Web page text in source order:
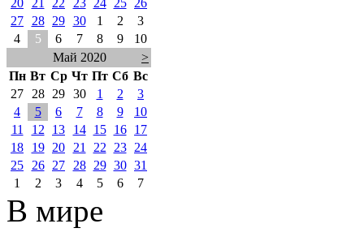
27
28 29 30 1 2
3
4
5 6 7 8 9
10
Май 2020
>
Пн Вт Ср Чт Пт Сб Вс
27
28 29 30 1 2
3
4
5 6 7 8 9
10
11
12 13 14 15 16
17
18
19 20 21 22 23
24
25
26 27 28 29 30 31
1
2 3 4 5 6 7
В мире